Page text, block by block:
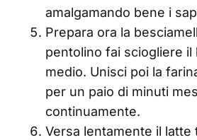
amalgamando bene i
Prepara ora la
pentolino fai sciogliere
medio. Unisci poi la
per un paio di minuti
continuamente.
Versa lentamente il latte